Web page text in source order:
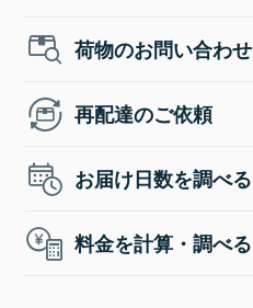
荷物のお問い合わせ
再配達のご依頼
お届け日数を調べる
料金を計算・調べる